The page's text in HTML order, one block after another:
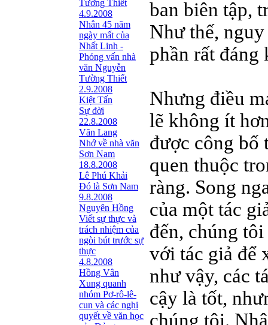
Tường Thiết
4.9.2008
Nhân 45 năm
ngày mất của
Nhất Linh -
Phỏng vấn nhà
văn Nguyễn
Tường Thiết
2.9.2008
Kiệt Tấn
Sự đời
22.8.2008
Văn Lang
Nhớ về nhà văn
Sơn Nam
18.8.2008
Lê Phú Khải
Đó là Sơn Nam
9.8.2008
Nguyên Hồng
Viết sự thực và
trách nhiệm của
ngòi bút trước sự
thực
4.8.2008
Hồng Vân
Xung quanh
nhóm Pơ-rô-lê-
cun và các nghị
quyết về văn học
ban biên tập,
Như thế,
phần rất đáng
Nhưng điều
lẽ không ít
được công bố
quen thuộc
ràng. Song
của một tác
đến, chúng
với tác giả để
như vậy, các
cậy là tốt,
chúng tôi.